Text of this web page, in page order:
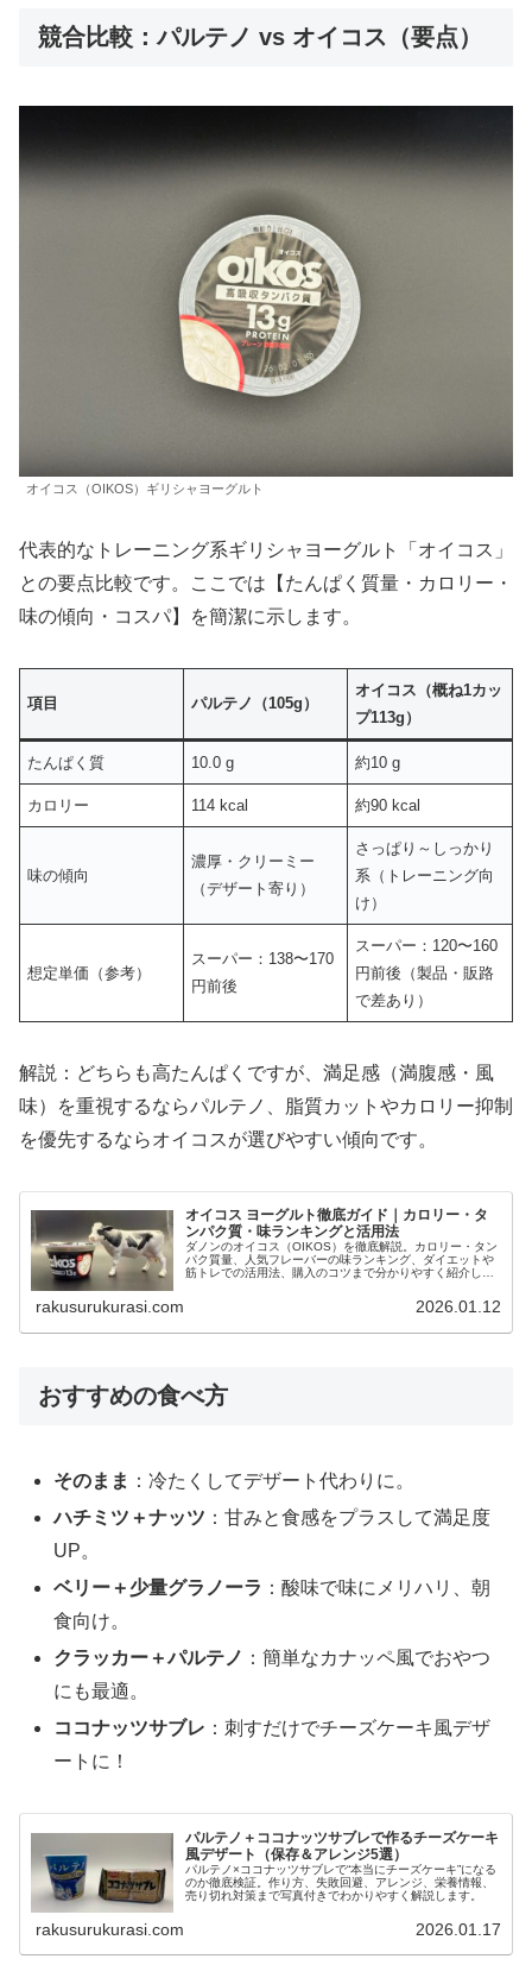
競合比較：パルテノ vs オイコス（要点）
オイコス（OIKOS）ギリシャヨーグルト
代表的なトレーニング系ギリシャヨーグルト「オイコス」
との要点比較です。ここでは【たんぱく質量・カロリー・
味の傾向・コスパ】を簡潔に示します。
項目 パルテノ（105g）
オイコス（概ね1カッ
プ113g）
たんぱく質 10.0 g 約10 g
カロリー 114 kcal 約90 kcal
味の傾向
濃厚・クリーミー
（デザート寄り）
さっぱり～しっかり
系（トレーニング向
け）
想定単価（参考）
スーパー：138〜170
円前後
スーパー：120〜160
円前後（製品・販路
で差あり）
解説：どちらも高たんぱくですが、満足感（満腹感・風
味）を重視するならパルテノ、脂質カットやカロリー抑制
を優先するならオイコスが選びやすい傾向です。
オイコス ヨーグルト徹底ガイド｜カロリー・タ
ンパク質・味ランキングと活用法
ダノンのオイコス（OIKOS）を徹底解説。カロリー・タン
パク質量、人気フレーバーの味ランキング、ダイエットや
筋トレでの活用法、購入のコツまで分かりやすく紹介しま
rakusurukurasi.com 2026.01.12
おすすめの食べ方
そのまま ：冷たくしてデザート代わりに。
ハチミツ＋ナッツ ：甘みと食感をプラスして満足度
UP。
ベリー＋少量グラノーラ ：酸味で味にメリハリ、朝
食向け。
クラッカー＋パルテノ ：簡単なカナッペ風でおやつ
にも最適。
ココナッツサブレ ：刺すだけでチーズケーキ風デザ
ートに！
パルテノ＋ココナッツサブレで作るチーズケーキ
風デザート（保存＆アレンジ5選）
パルテノ×ココナッツサブレで“本当にチーズケーキ”になる
のか徹底検証。作り方、失敗回避、アレンジ、栄養情報、
売り切れ対策まで写真付きでわかりやすく解説します。
rakusurukurasi.com 2026.01.17